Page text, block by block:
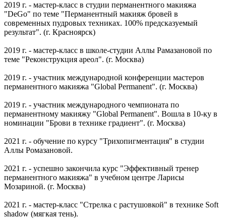
2019 г. - мастер-класс в студии перманентного макияжа
"DeGo" по теме "Перманентный макияж бровей в
современных пудровых техниках. 100% предсказуемый
результат". (г. Красноярск)
2019 г. - мастер-класс в школе-студии Аллы Рамазановой по
теме "Реконструкция ареол". (г. Москва)
2019 г. - участник международной конференции мастеров
перманентного макияжа "Global Permanent". (г. Москва)
2019 г. - участник международного чемпионата по
перманентному макияжу "Global Permanent". Вошла в 10-ку в
номинации "Брови в технике градиент". (г. Москва)
2021 г. - обучение по курсу "Трихопигментация" в студии
Аллы Ромазановой.
2021 г. - успешно закончила курс "Эффективный тренер
перманентного макияжа" в учебном центре Ларисы
Мозариной. (г. Москва)
2021 г. - мастер-класс "Стрелка с растушовкой" в технике Soft
shadow (мягкая тень).